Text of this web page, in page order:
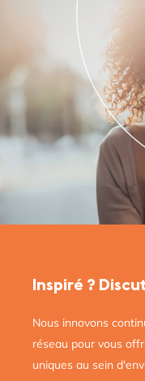
Inspiré ?
Nous innovons
réseau pour vous
uniques au sein